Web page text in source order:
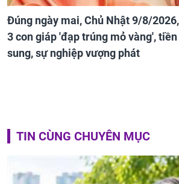
Đúng ngày mai, Chủ Nhật 9/8/
3 con giáp 'đạp trúng mỏ vàng',
sung, sự nghiệp vượng phát
TIN CÙNG CHUYÊN MỤC